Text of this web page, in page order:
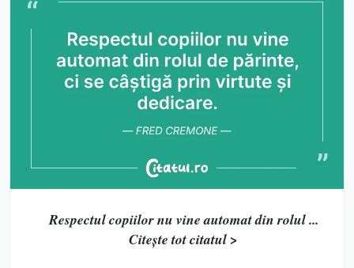
Respectul copiilor nu vine automat din rolul ...
Citește tot citatul >